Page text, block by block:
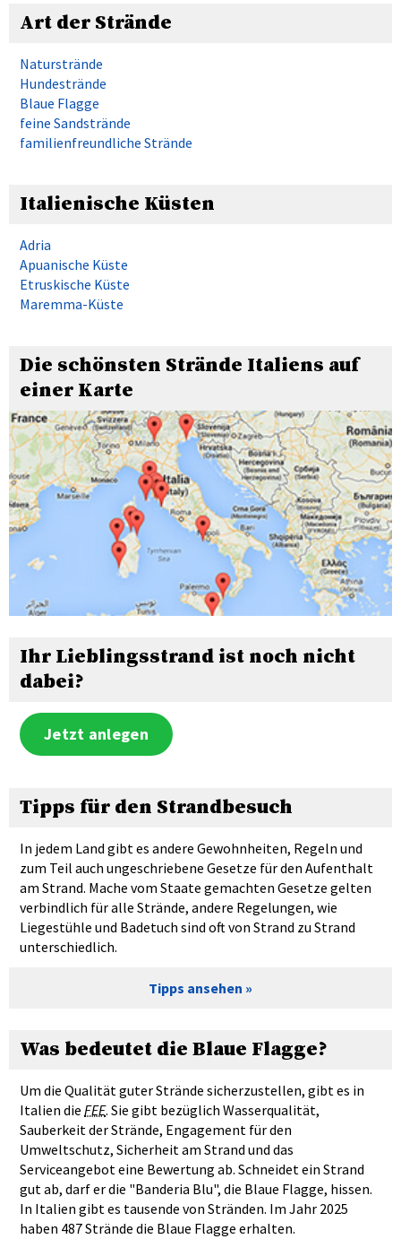
Art der Strände
Naturstrände
Hundestrände
Blaue Flagge
feine Sandstrände
familienfreundliche Strände
Italienische Küsten
Adria
Apuanische Küste
Etruskische Küste
Maremma-Küste
Die schönsten Strände Italiens auf
einer Karte
Ihr Lieblingsstrand ist noch nicht
dabei?
Jetzt anlegen
Tipps für den Strandbesuch
In jedem Land gibt es andere Gewohnheiten, Regeln und
zum Teil auch ungeschriebene Gesetze für den Aufenthalt
am Strand. Mache vom Staate gemachten Gesetze gelten
verbindlich für alle Strände, andere Regelungen, wie
Liegestühle und Badetuch sind oft von Strand zu Strand
unterschiedlich.
Tipps ansehen
Was bedeutet die Blaue Flagge?
Um die Qualität guter Strände sicherzustellen, gibt es in
Italien die FEE. Sie gibt bezüglich Wasserqualität,
Sauberkeit der Strände, Engagement für den
Umweltschutz, Sicherheit am Strand und das
Serviceangebot eine Bewertung ab. Schneidet ein Strand
gut ab, darf er die "Banderia Blu", die Blaue Flagge, hissen.
In Italien gibt es tausende von Stränden. Im Jahr 2025
haben 487 Strände die Blaue Flagge erhalten.